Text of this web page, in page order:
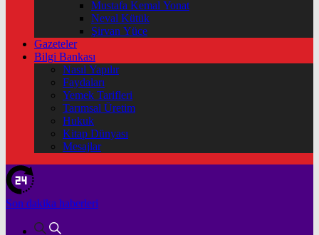
Mustafa Kemal Yonat
Neval Kütük
Şirvan Yüce
Gazeteler
Bilgi Bankası
Nasıl Yapılır
Faydaları
Yemek Tarifleri
Tarımsal Üretim
Hukuk
Kitap Dünyası
Mesajlar
Son dakika haberleri